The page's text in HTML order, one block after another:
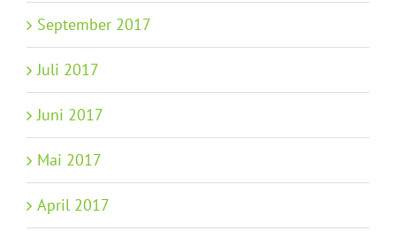
September 2017
Juli 2017
Juni 2017
Mai 2017
April 2017